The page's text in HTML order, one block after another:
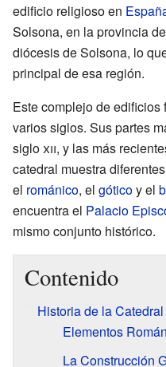
edificio religioso en
Solsona, en la provincia de
diócesis de Solsona, lo
principal de esa región.
Este complejo de
varios siglos. Sus partes
sigloxii, y las más
catedral muestra
el románico, el góticoy el
encuentra el Palacio
mismo conjunto histórico.
Contenido
Historia de la
Elementos
La Construcción